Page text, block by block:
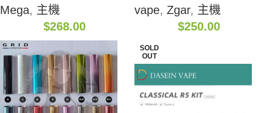
Mega, 主機
$268.00
vape, Zgar, 主機
$250.00
SOLD
OUT